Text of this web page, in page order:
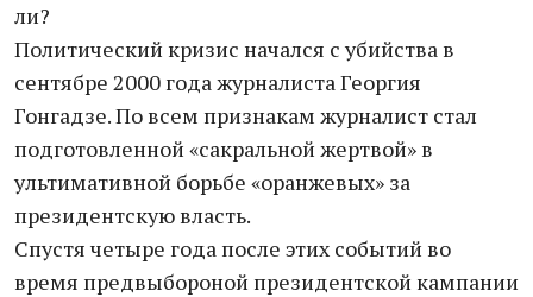
ли?
Политический кризис начался с убийства в
сентябре 2000 года журналиста Георгия
Гонгадзе. По всем признакам журналист стал
подготовленной «сакральной жертвой» в
ультимативной борьбе «оранжевых» за
президентскую власть.
Спустя четыре года после этих событий во
время предвыбороной президентской кампании